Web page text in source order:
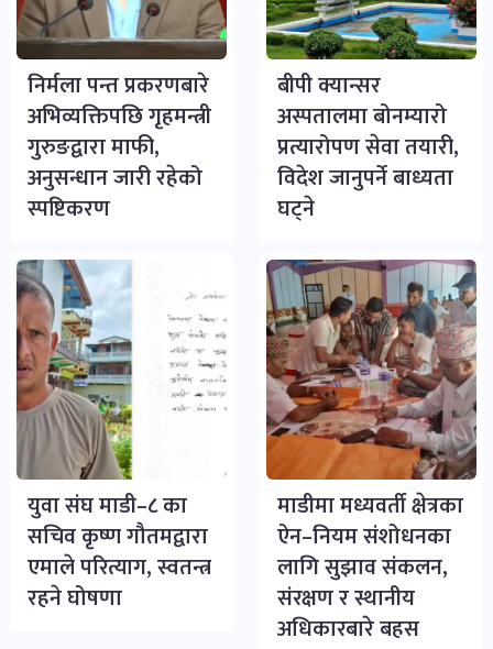
निर्मला पन्त प्रकरणबारे
अभिव्यक्तिपछि गृहमन्त्री
गुरुङद्वारा माफी,
अनुसन्धान जारी रहेको
स्पष्टिकरण
बीपी क्यान्सर
अस्पतालमा बोनम्यारो
प्रत्यारोपण सेवा तयारी,
विदेश जानुपर्ने बाध्यता
घट्ने
युवा संघ माडी–८ का
सचिव कृष्ण गौतमद्वारा
एमाले परित्याग, स्वतन्त्र
रहने घोषणा
माडीमा मध्यवर्ती क्षेत्रका
ऐन–नियम संशोधनका
लागि सुझाव संकलन,
संरक्षण र स्थानीय
अधिकारबारे बहस